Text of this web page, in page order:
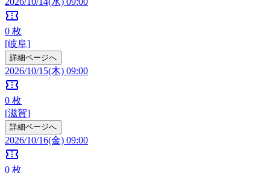
confirmation_number
0 枚
[岐阜]
詳細ページへ
2026/10/15(木) 09:00
confirmation_number
0 枚
[滋賀]
詳細ページへ
2026/10/16(金) 09:00
confirmation_number
0 枚